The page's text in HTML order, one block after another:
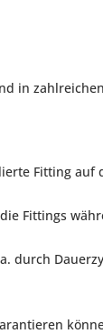
in
Fitting auf
Fittings
durch